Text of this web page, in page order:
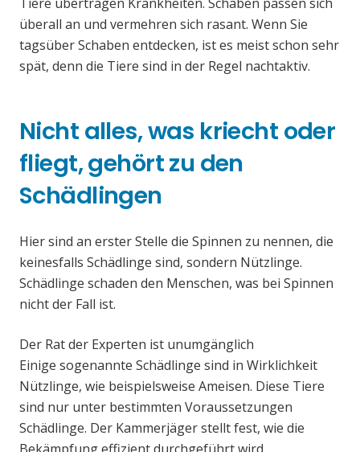
überall an und vermehren sich rasant. Wenn Sie
tagsüber Schaben entdecken, ist es meist schon sehr
spät, denn die Tiere sind in der Regel nachtaktiv.
Nicht alles, was kriecht oder
fliegt, gehört zu den
Schädlingen
Hier sind an erster Stelle die Spinnen zu nennen, die
keinesfalls Schädlinge sind, sondern Nützlinge.
Schädlinge schaden den Menschen, was bei Spinnen
nicht der Fall ist.
Der Rat der Experten ist unumgänglich
Einige sogenannte Schädlinge sind in Wirklichkeit
Nützlinge, wie beispielsweise Ameisen. Diese Tiere
sind nur unter bestimmten Voraussetzungen
Schädlinge. Der Kammerjäger stellt fest, wie die